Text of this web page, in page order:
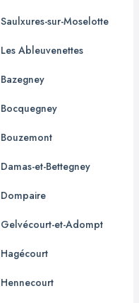
Saulxures-sur-Moselotte
Les Ableuvenettes
Bazegney
Bocquegney
Bouzemont
Damas-et-Bettegney
Dompaire
Gelvécourt-et-Adompt
Hagécourt
Hennecourt